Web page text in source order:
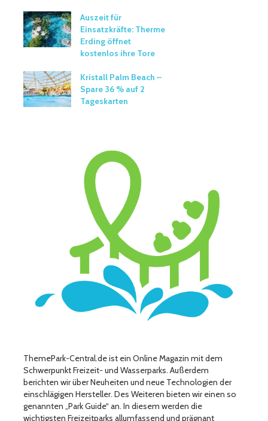
Auszeit für
Einsatzkräfte: Therme
Erding öffnet
kostenlos ihre Tore
Kristall Palm Beach –
Spare 36 % auf 2
Tageskarten
ThemePark-Central.de ist ein Online Magazin mit dem
Schwerpunkt Freizeit- und Wasserparks. Außerdem
berichten wir über Neuheiten und neue Technologien der
einschlägigen Hersteller. Des Weiteren bieten wir einen so
genannten „Park Guide“ an. In diesem werden die
wichtigsten Freizeitparks allumfassend und prägnant